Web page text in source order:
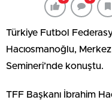
Türkiye Futbol
Hacıosmanoğlu,
Semineri’nde konuştu.
TFF Başkanı İbrahim